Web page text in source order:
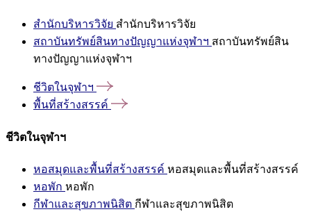
สำนักบริหารวิจัย สำนักบริหารวิจัย
สถาบันทรัพย์สินทางปัญญาแห่งจุฬาฯ สถาบันทรัพย์สิน
ทางปัญญาแห่งจุฬาฯ
ชีวิตในจุฬาฯ
พื้นที่สร้างสรรค์
ชีวิตในจุฬาฯ
หอสมุดและพื้นที่สร้างสรรค์ หอสมุดและพื้นที่สร้างสรรค์
หอพัก หอพัก
กีฬาและสุขภาพนิสิต กีฬาและสุขภาพนิสิต